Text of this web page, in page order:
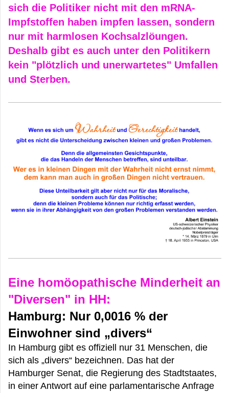
sich die Politiker nicht mit den mRNA-
Impfstoffen haben impfen lassen, sondern
nur mit harmlosen Kochsalzlöungen.
Deshalb gibt es auch unter den Politikern
kein "plötzlich und unerwartetes" Umfallen
und Sterben.
Eine homöopathische Minderheit an
"Diversen" in HH:
Hamburg: Nur 0,0016 % der
Einwohner sind „divers“
In Hamburg gibt es offiziell nur 31 Menschen, die
sich als „divers“ bezeichnen. Das hat der
Hamburger Senat, die Regierung des Stadtstaates,
in einer Antwort auf eine parlamentarische Anfrage